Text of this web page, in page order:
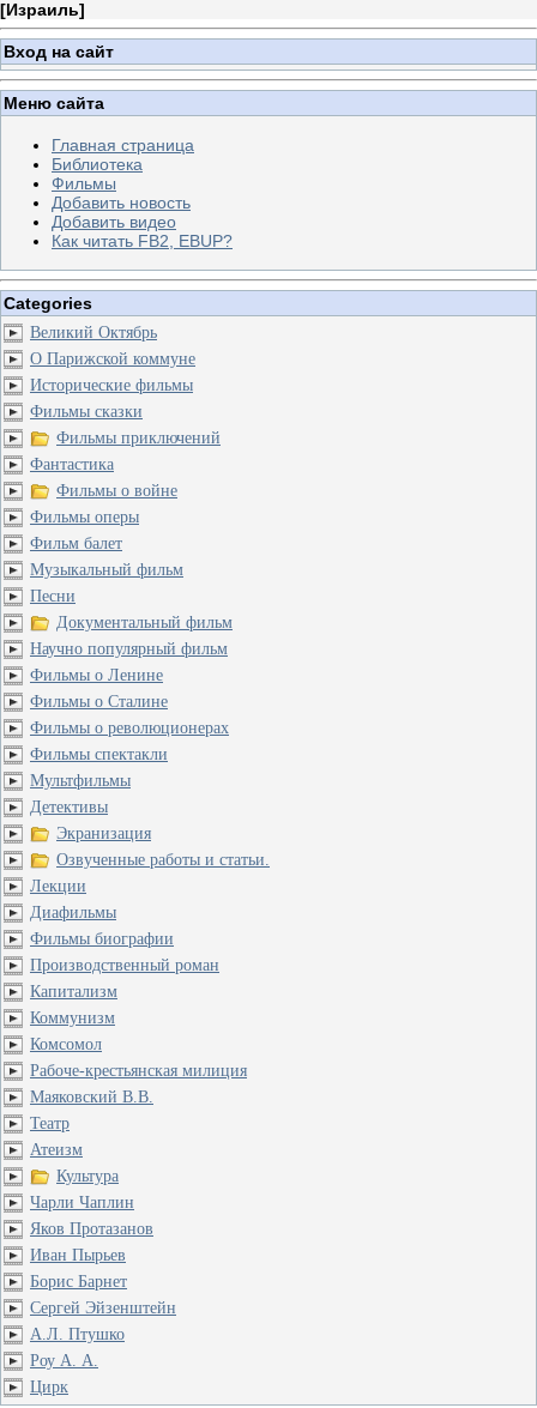
[Израиль]
Вход на сайт
Меню сайта
Главная страница
Библиотека
Фильмы
Добавить новость
Добавить видео
Как читать FB2, EBUP?
Categories
Великий Октябрь
О Парижской коммуне
Исторические фильмы
Фильмы сказки
Фильмы приключений
Фантастика
Фильмы о войне
Фильмы оперы
Фильм балет
Музыкальный фильм
Песни
Документальный фильм
Научно популярный фильм
Фильмы о Ленине
Фильмы о Сталине
Фильмы о революционерах
Фильмы спектакли
Мультфильмы
Детективы
Экранизация
Озвученные работы и статьи.
Лекции
Диафильмы
Фильмы биографии
Производственный роман
Капитализм
Коммунизм
Комсомол
Рабоче-крестьянская милиция
Маяковский В.В.
Театр
Атеизм
Культура
Чарли Чаплин
Яков Протазанов
Иван Пырьев
Борис Барнет
Сергей Эйзенштейн
А.Л. Птушко
Роу А. А.
Цирк